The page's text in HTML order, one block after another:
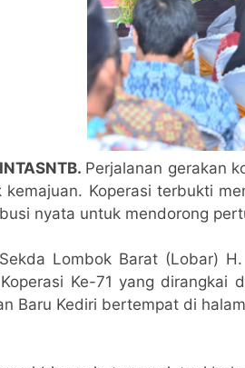
Perjalanan gerakan
kemajuan. Koperasi terbukti
nyata untuk mendorong
Lombok Barat (Lobar)
Ke-71 yang dirangkai
Baru Kediri bertempat di